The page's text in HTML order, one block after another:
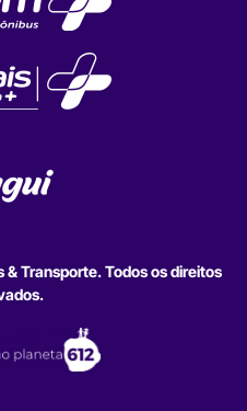
Transporte. Todos os direitos